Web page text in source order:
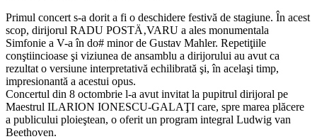
Primul concert s-a dorit a fi o deschidere festivă de stagiune. În acest
scop, dirijorul RADU POSTÄ‚VARU a ales monumentala
Simfonie a V-a în do# minor de Gustav Mahler. Repetiţiile
conştiincioase şi viziunea de ansamblu a dirijorului au avut ca
rezultat o versiune interpretativă echilibrată şi, în acelaşi timp,
impresionantă a acestui opus.
Concertul din 8 octombrie l-a avut invitat la pupitrul dirijoral pe
Maestrul ILARION IONESCU-GALAŢI care, spre marea plăcere
a publicului ploieştean, o oferit un program integral Ludwig van
Beethoven.